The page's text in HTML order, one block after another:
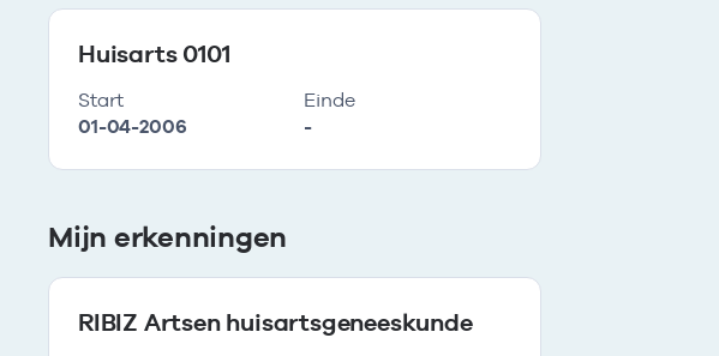
Huisarts 0101
Start
01-04-2006
Einde
-
Mijn erkenningen
RIBIZ Artsen huisartsgeneeskunde